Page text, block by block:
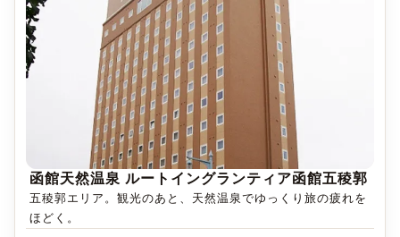
函館天然温泉 ルートイングランティア函館五稜郭
五稜郭エリア。観光のあと、天然温泉でゆっくり旅の疲れを
ほどく。